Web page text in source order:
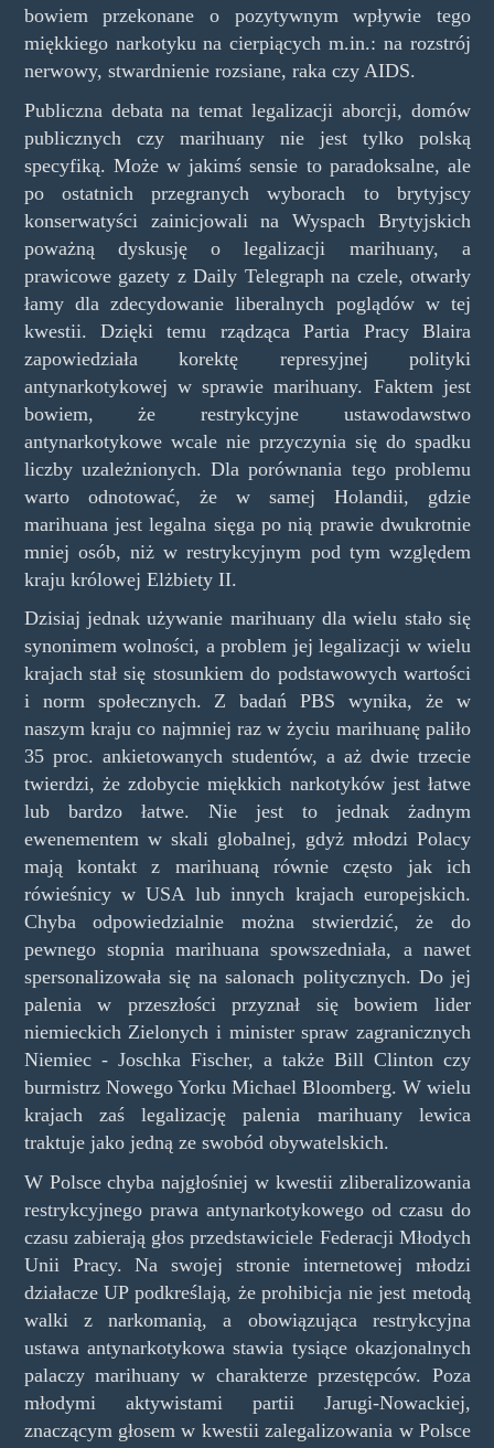
bowiem przekonane o pozytywnym wpływie tego
miękkiego narkotyku na cierpiących m.in.: na rozstrój
nerwowy, stwardnienie rozsiane, raka czy AIDS.
Publiczna debata na temat legalizacji aborcji, domów
publicznych czy marihuany nie jest tylko polską
specyfiką. Może w jakimś sensie to paradoksalne, ale
po ostatnich przegranych wyborach to brytyjscy
konserwatyści zainicjowali na Wyspach Brytyjskich
poważną dyskusję o legalizacji marihuany, a
prawicowe gazety z Daily Telegraph na czele, otwarły
łamy dla zdecydowanie liberalnych poglądów w tej
kwestii. Dzięki temu rządząca Partia Pracy Blaira
zapowiedziała korektę represyjnej polityki
antynarkotykowej w sprawie marihuany. Faktem jest
bowiem, że restrykcyjne ustawodawstwo
antynarkotykowe wcale nie przyczynia się do spadku
liczby uzależnionych. Dla porównania tego problemu
warto odnotować, że w samej Holandii, gdzie
marihuana jest legalna sięga po nią prawie dwukrotnie
mniej osób, niż w restrykcyjnym pod tym względem
kraju królowej Elżbiety II.
Dzisiaj jednak używanie marihuany dla wielu stało się
synonimem wolności, a problem jej legalizacji w wielu
krajach stał się stosunkiem do podstawowych wartości
i norm społecznych. Z badań PBS wynika, że w
naszym kraju co najmniej raz w życiu marihuanę paliło
35 proc. ankietowanych studentów, a aż dwie trzecie
twierdzi, że zdobycie miękkich narkotyków jest łatwe
lub bardzo łatwe. Nie jest to jednak żadnym
ewenementem w skali globalnej, gdyż młodzi Polacy
mają kontakt z marihuaną równie często jak ich
rówieśnicy w USA lub innych krajach europejskich.
Chyba odpowiedzialnie można stwierdzić, że do
pewnego stopnia marihuana spowszedniała, a nawet
spersonalizowała się na salonach politycznych. Do jej
palenia w przeszłości przyznał się bowiem lider
niemieckich Zielonych i minister spraw zagranicznych
Niemiec - Joschka Fischer, a także Bill Clinton czy
burmistrz Nowego Yorku Michael Bloomberg. W wielu
krajach zaś legalizację palenia marihuany lewica
traktuje jako jedną ze swobód obywatelskich.
W Polsce chyba najgłośniej w kwestii zliberalizowania
restrykcyjnego prawa antynarkotykowego od czasu do
czasu zabierają głos przedstawiciele Federacji Młodych
Unii Pracy. Na swojej stronie internetowej młodzi
działacze UP podkreślają, że prohibicja nie jest metodą
walki z narkomanią, a obowiązująca restrykcyjna
ustawa antynarkotykowa stawia tysiące okazjonalnych
palaczy marihuany w charakterze przestępców. Poza
młodymi aktywistami partii Jarugi-Nowackiej,
znaczącym głosem w kwestii zalegalizowania w Polsce